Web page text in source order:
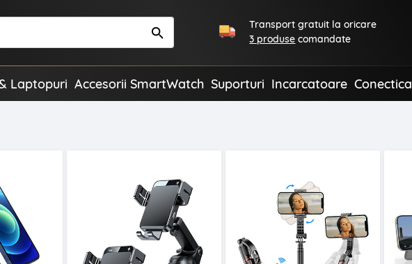
Transport gratuit la oricare
3 produse comandate
Laptopuri Accesorii SmartWatch Suporturi Incarcatoare Conectica